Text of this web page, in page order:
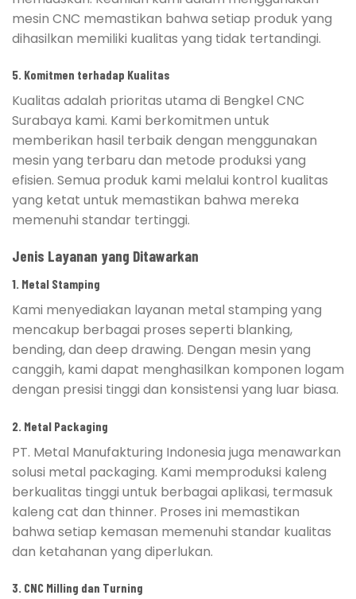
mesin CNC memastikan bahwa setiap produk yang
dihasilkan memiliki kualitas yang tidak tertandingi.
5. Komitmen terhadap Kualitas
Kualitas adalah prioritas utama di Bengkel CNC
Surabaya kami. Kami berkomitmen untuk
memberikan hasil terbaik dengan menggunakan
mesin yang terbaru dan metode produksi yang
efisien. Semua produk kami melalui kontrol kualitas
yang ketat untuk memastikan bahwa mereka
memenuhi standar tertinggi.
Jenis Layanan yang Ditawarkan
1. Metal Stamping
Kami menyediakan layanan metal stamping yang
mencakup berbagai proses seperti blanking,
bending, dan deep drawing. Dengan mesin yang
canggih, kami dapat menghasilkan komponen logam
dengan presisi tinggi dan konsistensi yang luar biasa.
2. Metal Packaging
PT. Metal Manufakturing Indonesia juga menawarkan
solusi metal packaging. Kami memproduksi kaleng
berkualitas tinggi untuk berbagai aplikasi, termasuk
kaleng cat dan thinner. Proses ini memastikan
bahwa setiap kemasan memenuhi standar kualitas
dan ketahanan yang diperlukan.
3. CNC Milling dan Turning